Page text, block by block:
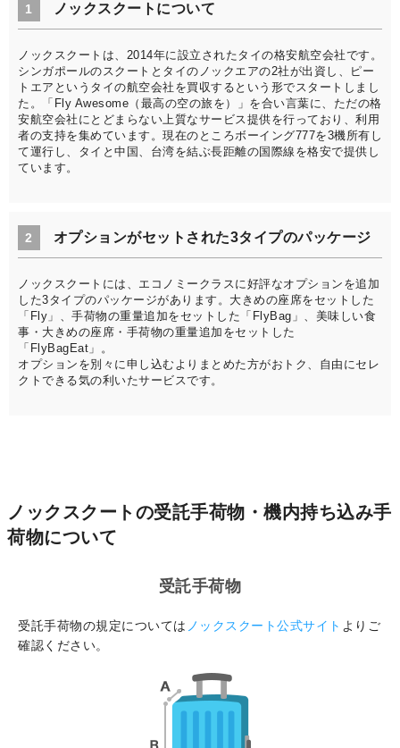
1 ノックスクートについて
ノックスクートは、2014年に設立されたタイの格安航空会社です。
シンガポールのスクートとタイのノックエアの2社が出資し、ピー
トエアというタイの航空会社を買収するという形でスタートしまし
た。「Fly Awesome（最高の空の旅を）」を合い言葉に、ただの格
安航空会社にとどまらない上質なサービス提供を行っており、利用
者の支持を集めています。現在のところボーイング777を3機所有し
て運行し、タイと中国、台湾を結ぶ長距離の国際線を格安で提供し
ています。
2 オプションがセットされた3タイプのパッケージ
ノックスクートには、エコノミークラスに好評なオプションを追加
した3タイプのパッケージがあります。大きめの座席をセットした
「Fly」、手荷物の重量追加をセットした「FlyBag」、美味しい食
事・大きめの座席・手荷物の重量追加をセットした
「FlyBagEat」。
オプションを別々に申し込むよりまとめた方がおトク、自由にセレ
クトできる気の利いたサービスです。
ノックスクートの受託手荷物・機内持ち込み手
荷物について
受託手荷物
受託手荷物の規定については ノックスクート公式サイト よりご
確認ください。